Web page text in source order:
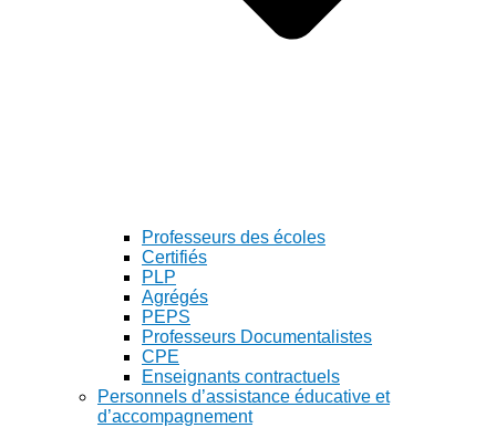
Professeurs des écoles
Certifiés
PLP
Agrégés
PEPS
Professeurs Documentalistes
CPE
Enseignants contractuels
Personnels d’assistance éducative et
d’accompagnement